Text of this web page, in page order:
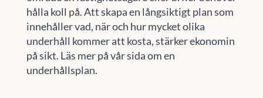
hålla koll på. Att skapa en långsiktigt plan som
innehåller vad, när och hur mycket olika
underhåll kommer att kosta, stärker ekonomin
på sikt. Läs mer på vår sida om en
underhållsplan.